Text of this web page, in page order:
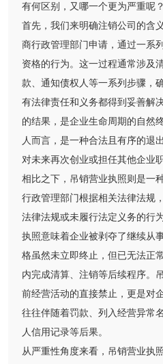
有何区别，又哪一个更为严重呢？
首先，我们来明确注销公司的含
商行政管理部门申请，通过一系
资格的行为。这一过程通常涉及
款、通知债权人等一系列步骤，
有法律责任和义务都得到妥善解
的结果，是企业生命周期的自然
人而言，是一种合法且有序的退
对未来再次创业或担任其他企业
相比之下，吊销营业执照则是一
行政管理部门根据相关法律法规
法律法规或未履行法定义务的行
执照意味着企业被剥夺了继续从
格虽然未立即终止，但已无法正
内完成清算、注销等后续程序。
前经营活动的直接禁止，更是对
往往伴随着罚款、列入经营异常
人信用记录等后果。
从严重性角度来看，吊销营业执